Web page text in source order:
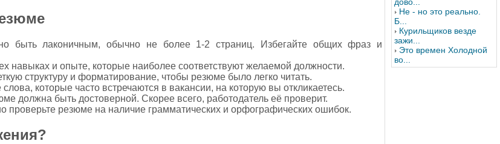
быть лаконичным, обычно не более 1-2 страниц. Избегайте общих фраз и
навыках и опыте, которые наиболее соответствуют желаемой должности.
структуру и форматирование, чтобы резюме было легко читать.
которые часто встречаются в вакансии, на которую вы откликаетесь.
должна быть достоверной. Скорее всего, работодатель её проверит.
проверьте резюме на наличие грамматических и орфографических ошибок.
Не - но это реально.
Б...
Курильщиков везде
зажи...
Это времен Холодной
во...